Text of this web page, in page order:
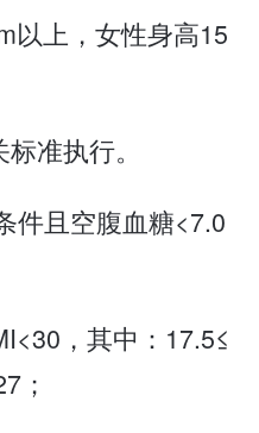
以上，女性身高15
准执行。
件且空腹血糖<7.0
，其中：17.5≤
；